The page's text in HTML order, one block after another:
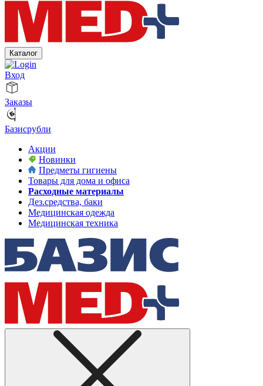
Каталог
Вход
Заказы
Базисрубли
Акции
Новинки
Предметы гигиены
Товары для дома и офиса
Расходные материалы
Дез.средства, баки
Медицинская одежда
Медицинская техника